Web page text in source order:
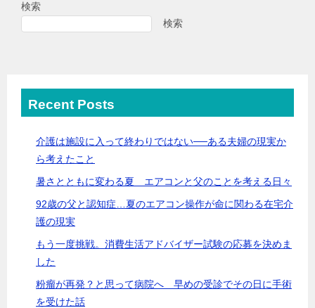
検索
検索
Recent Posts
介護は施設に入って終わりではない──ある夫婦の現実か
ら考えたこと
暑さとともに変わる夏 エアコンと父のことを考える日々
92歳の父と認知症…夏のエアコン操作が命に関わる在宅介
護の現実
もう一度挑戦。消費生活アドバイザー試験の応募を決めま
した
粉瘤が再発？と思って病院へ 早めの受診でその日に手術
を受けた話